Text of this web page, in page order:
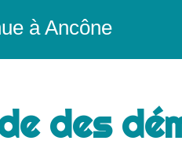
à Ancône
des